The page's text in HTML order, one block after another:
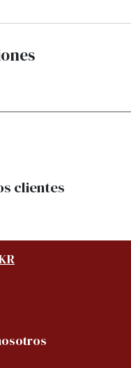
clientes